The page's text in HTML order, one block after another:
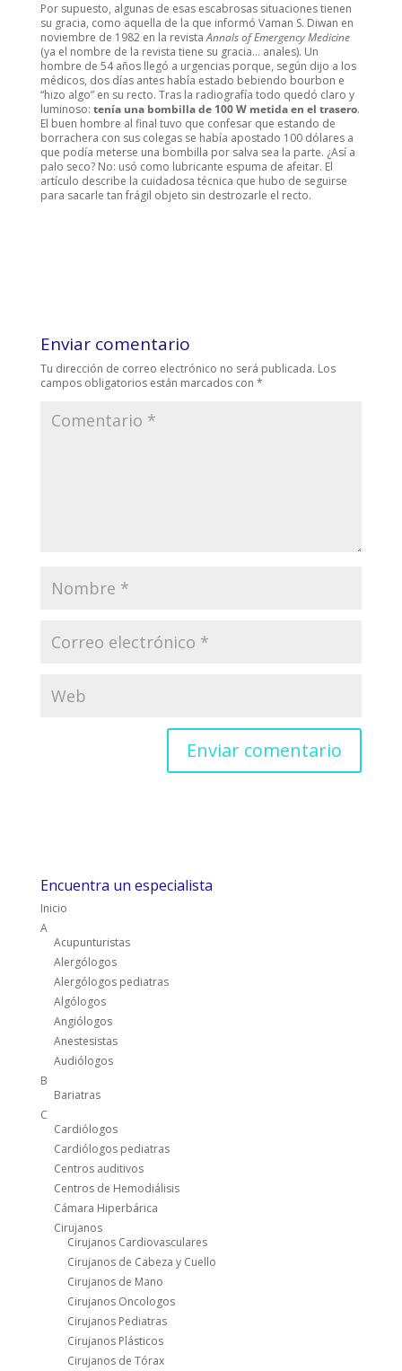
Por supuesto, algunas de esas escabrosas situaciones tienen
su gracia, como aquella de la que informó Vaman S. Diwan en
noviembre de 1982 en la revistaAnnals of Emergency Medicine
(ya el nombre de la revista tiene su gracia… anales). Un
hombre de 54 años llegó a urgencias porque, según dijo a los
médicos, dos días antes había estado bebiendo bourbon e
“hizo algo” en su recto. Tras la radiografía todo quedó claro y
luminoso: tenía una bombilla de 100 W metida en el trasero.
El buen hombre al final tuvo que confesar que estando de
borrachera con sus colegas se había apostado 100 dólares a
que podía meterse una bombilla por salva sea la parte. ¿Así a
palo seco? No: usó como lubricante espuma de afeitar. El
artículo describe la cuidadosa técnica que hubo de seguirse
para sacarle tan frágil objeto sin destrozarle el recto.
Enviar comentario
Tu dirección de correo electrónico no será publicada. Los
campos obligatorios están marcados con *
Encuentra un especialista
Inicio
A
Acupunturistas
Alergólogos
Alergólogos pediatras
Algólogos
Angiólogos
Anestesistas
Audiólogos
B
Bariatras
C
Cardiólogos
Cardiólogos pediatras
Centros auditivos
Centros de Hemodiálisis
Cámara Hiperbárica
Cirujanos
Cirujanos Cardiovasculares
Cirujanos de Cabeza y Cuello
Cirujanos de Mano
Cirujanos Oncologos
Cirujanos Pediatras
Cirujanos Plásticos
Cirujanos de Tórax